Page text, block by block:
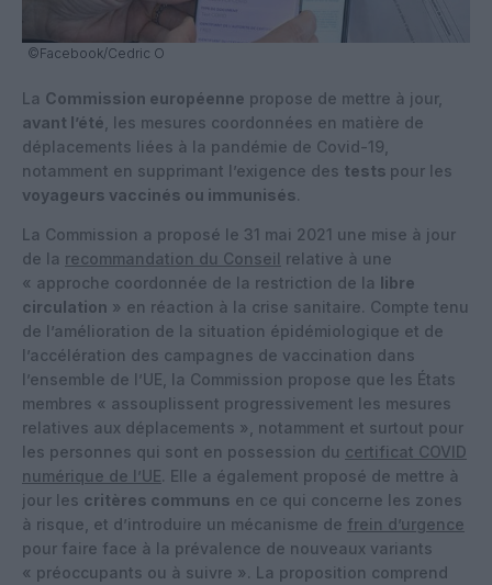
©Facebook/Cedric O
La Commission européenne propose de mettre à jour,
avant l’été , les mesures coordonnées en matière de
déplacements liées à la pandémie de Covid-19,
notamment en supprimant l’exigence des tests pour les
voyageurs vaccinés ou immunisés.
La Commission a proposé le 31 mai 2021 une mise à jour
de la recommandation du Conseil relative à une
« approche coordonnée de la restriction de la libre
circulation » en réaction à la crise sanitaire. Compte tenu
de l’amélioration de la situation épidémiologique et de
l’accélération des campagnes de vaccination dans
l’ensemble de l’UE, la Commission propose que les États
membres « assouplissent progressivement les mesures
relatives aux déplacements », notamment et surtout pour
les personnes qui sont en possession du certificat COVID
numérique de l’UE. Elle a également proposé de mettre à
jour les critères communs en ce qui concerne les zones
à risque, et d’introduire un mécanisme de frein d’urgence
pour faire face à la prévalence de nouveaux variants
« préoccupants ou à suivre ». La proposition comprend